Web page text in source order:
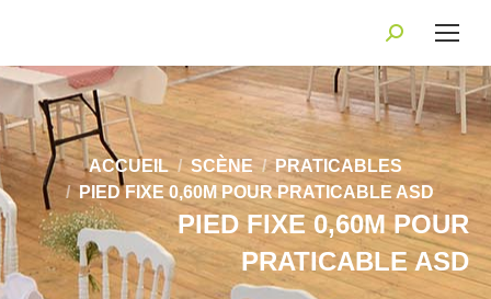
Recherche
:
Vous êtes ici :
ACCUEIL SCÈNE
PRATICABLES
PIED FIXE 0,60M POUR PRATICABLE ASD
PIED FIXE 0,60M POUR
PRATICABLE ASD